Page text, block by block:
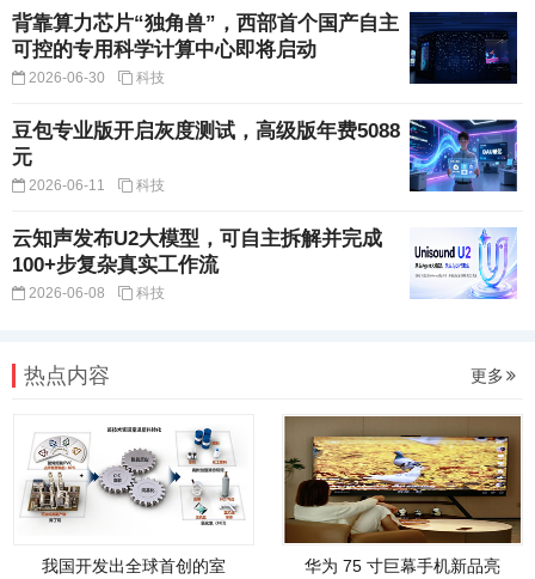
背靠算力芯片“独角兽”，西部首个国产自主
可控的专用科学计算中心即将启动
2026-06-30 科技
豆包专业版开启灰度测试，高级版年费5088
元
2026-06-11 科技
云知声发布U2大模型，可自主拆解并完成
100+步复杂真实工作流
2026-06-08 科技
热点内容 更多
我国开发出全球首创的室 华为 75 寸巨幕手机新品亮